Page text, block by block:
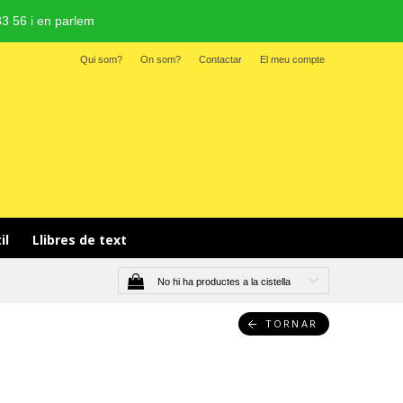
56 i en parlem
Qui som? On som? Contactar El meu compte
Llibres de text
No hi ha productes a la cistella
TORNAR